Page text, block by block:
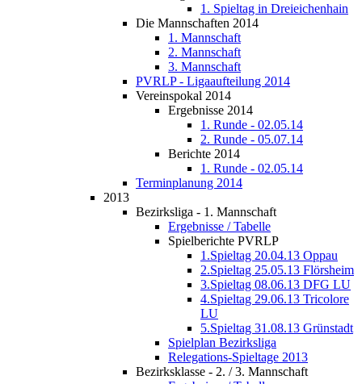
1. Spieltag in Dreieichenhain
Die Mannschaften 2014
1. Mannschaft
2. Mannschaft
3. Mannschaft
PVRLP - Ligaaufteilung 2014
Vereinspokal 2014
Ergebnisse 2014
1. Runde - 02.05.14
2. Runde - 05.07.14
Berichte 2014
1. Runde - 02.05.14
Terminplanung 2014
2013
Bezirksliga - 1. Mannschaft
Ergebnisse / Tabelle
Spielberichte PVRLP
1.Spieltag 20.04.13 Oppau
2.Spieltag 25.05.13 Flörsheim
3.Spieltag 08.06.13 DFG LU
4.Spieltag 29.06.13 Tricolore
LU
5.Spieltag 31.08.13 Grünstadt
Spielplan Bezirksliga
Relegations-Spieltage 2013
Bezirksklasse - 2. / 3. Mannschaft